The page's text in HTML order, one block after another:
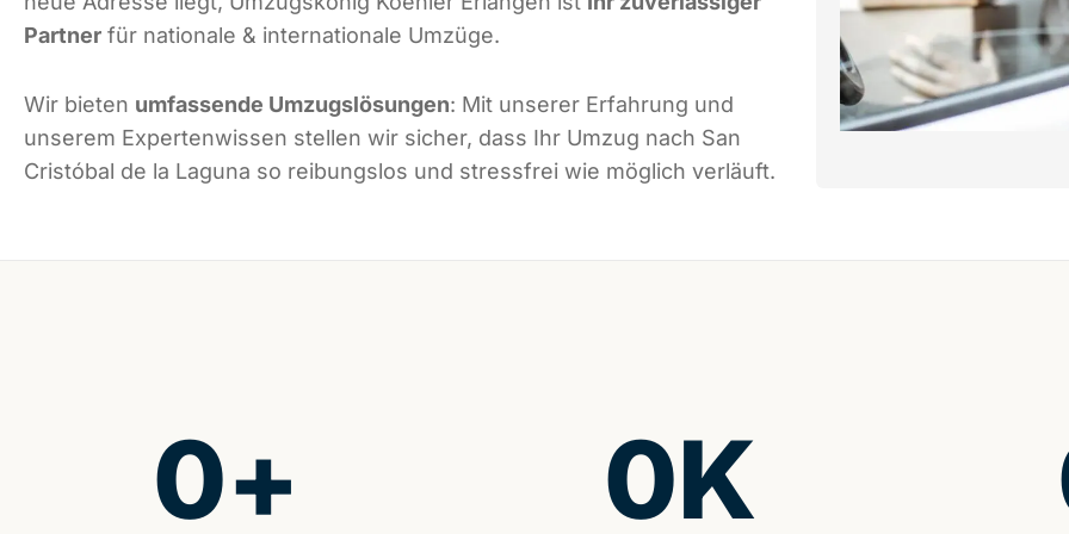
Partner für nationale & internationale Umzüge.
Wir bieten umfassende Umzugslösungen: Mit unserer Erfahrung und
unserem Expertenwissen stellen wir sicher, dass Ihr Umzug nach San
Cristóbal de la Laguna so reibungslos und stressfrei wie möglich verläuft.
0+ 0K